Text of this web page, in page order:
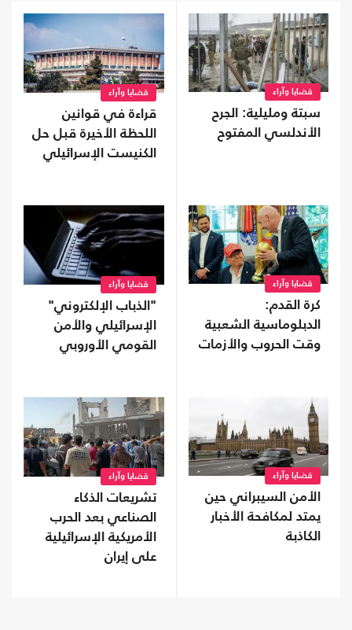
قضايا وآراء
سبتة ومليلية: الجرح
الأندلسي المفتوح
قضايا وآراء
قراءة في قوانين
اللحظة الأخيرة قبل حل
الكنيست الإسرائيلي
قضايا وآراء
كرة القدم:
الدبلوماسية الشعبية
وقت الحروب والأزمات
قضايا وآراء
"الذباب الإلكتروني"
الإسرائيلي والأمن
القومي الأوروبي
قضايا وآراء
الأمن السيبراني حين
يمتد لمكافحة الأخبار
الكاذبة
قضايا وآراء
تشريعات الذكاء
الصناعي بعد الحرب
الأمريكية الإسرائيلية
على إيران